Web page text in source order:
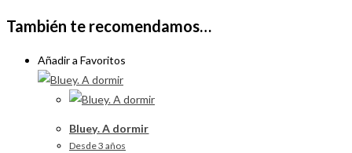
También te recomendamos…
Añadir a Favoritos
Bluey. A dormir
Desde 3 años